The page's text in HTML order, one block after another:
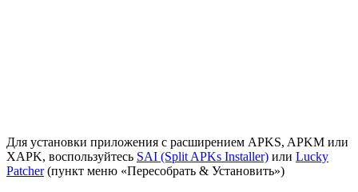
Для установки приложения с расширением APKS, APKM или
XAPK, воспользуйтесь SAI (Split APKs Installer) или Lucky
Patcher(пункт меню «Пересобрать & Установить»)